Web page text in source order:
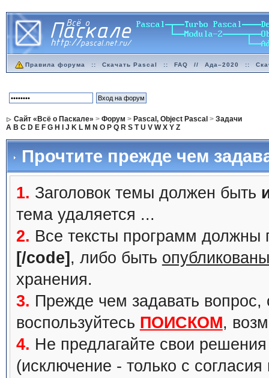
Правила форума :: Скачать Pascal :: FAQ // Ада–2020 ::
Сайт «Всё о Паскале» > Форум > Pascal, Object Pascal > Задачи
A B C D E F G H J K L M N O P Q R S T U V W X Y Z
Прочтите прежде чем
1. Заголовок темы должен быть
тема удаляется ...
2. Все тексты программ должны
[/code] , либо быть
хранения.
3. Прежде чем задавать вопрос,
воспользуйтесь ПОИСКОМ,
4. Не предлагайте свои
(исключение - только с